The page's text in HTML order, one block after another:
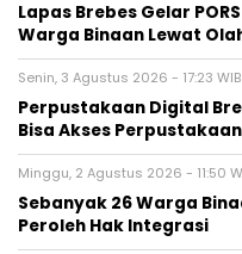
Lapas Brebes Gelar
Warga Binaan Lewat
Senin, 3 Agustus 2026 - 17:23 WIB
Perpustakaan Digital
Bisa Akses
Minggu, 2 Agustus 2026 - 11:50
Sebanyak 26 Warga
Peroleh Hak Integrasi